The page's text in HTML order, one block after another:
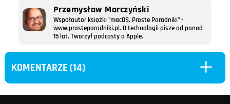
Przemysław Marczyński
Współautor książki "macOS. Proste Poradniki" -
www.prosteporadniki.pl. O technologii pisze od ponad
15 lat. Tworzył podcasty o Apple.
KOMENTARZE (14) L